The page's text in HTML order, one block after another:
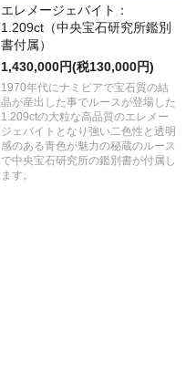
エレメージェバイト：
1.209ct（中央宝石研究所鑑別
書付属）
1,430,000円(税130,000円)
1970年代にナミビアで宝石質の結
晶が産出した事でルースが登場した
1.209ctの大粒な高品質のエレメー
ジェバイトとなり強い二色性と透明
感のある青色が魅力の秘蔵のルース
で中央宝石研究所の鑑別書が付属し
ます。